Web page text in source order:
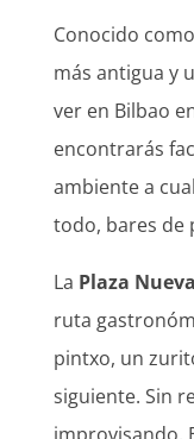
Conocido
más antigua y
ver en Bilbao
encontrarás
ambiente a
todo, bares de
La Plaza Nueva
ruta
pintxo, un
siguiente. Sin